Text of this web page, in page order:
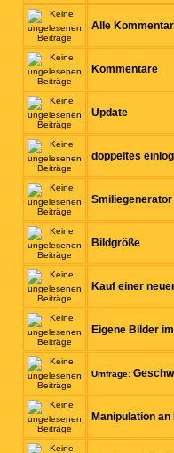
Alle
Kommentare
Update
doppeltes
Smiliegenerator
Bildgröße
Kauf einer
Eigene Bilder
Umfrage:
Manipulation